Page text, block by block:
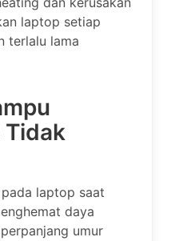
laptop setiap
terlalu lama
laptop saat
daya
umur